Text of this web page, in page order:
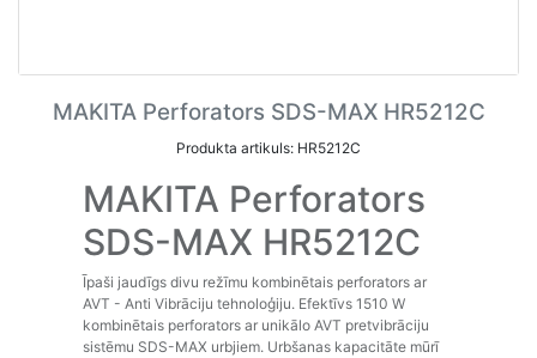
MAKITA Perforators SDS-MAX HR5212C
Produkta artikuls: HR5212C
MAKITA Perforators
SDS-MAX HR5212C
Īpaši jaudīgs divu režīmu kombinētais perforators ar
AVT - Anti Vibrāciju tehnoloģiju. Efektīvs 1510 W
kombinētais perforators ar unikālo AVT pretvibrāciju
sistēmu SDS-MAX urbjiem. Urbšanas kapacitāte mūrī